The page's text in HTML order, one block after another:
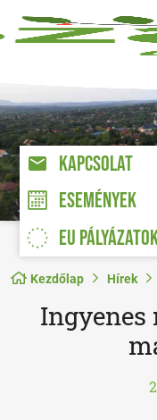
KAPCSOLAT
ESEMÉNYEK
EU
Kezdőlap Hírek
Ingyenes